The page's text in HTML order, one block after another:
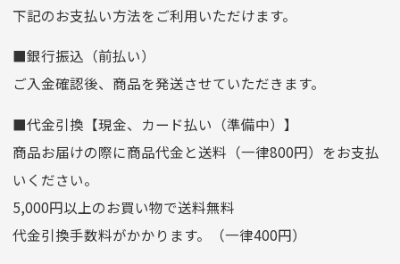
[…]
支店名
和歌山支店
口座種別
普通
口座番号
0255557
口座名義
株式会社一条
ゆうちょ銀行
ゆうちょ間
記号
14710
下記のお支払い方法をご利用いただけます。
■銀行振込（前払い）
ご入金確認後、商品を発送させていただきます。
■代金引換【現金、カード払い（準備中）】
商品お届けの際に商品代金と送料（一律800円）をお支払
いください。
5,000円以上のお買い物で送料無料
代金引換手数料がかかります。（一律400円）